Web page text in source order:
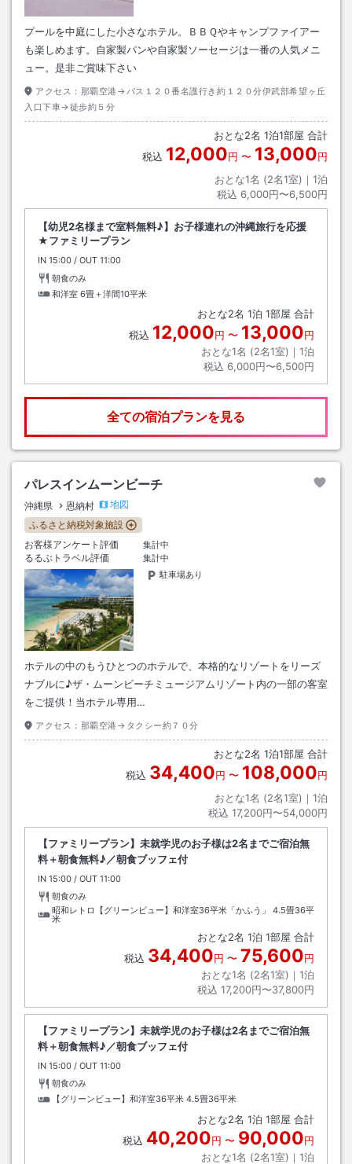
プールを中庭にした小さなホテル。ＢＢＱやキャンプファイアー
も楽しめます。自家製パンや自家製ソーセージは一番の人気メニ
ュー。是非ご賞味下さい
アクセス： 那覇空港→バス１２０番名護行き約１２０分伊武部希望ヶ丘
入口下車→徒歩約５分
おとな2名 1泊1部屋 合計
税込 12,000円 〜 13,000円
おとな1名 (2名1室)｜ 1泊
税込 6,000円〜6,500円
【幼児2名様まで室料無料♪】お子様連れの沖縄旅行を応援
★ファミリープラン
IN チェックイン
15:00 / OUT チェックアウト
11:00
朝食のみ
和洋室 6畳＋洋間10平米
おとな2名 1泊 1部屋 合計
税込 12,000円 〜 13,000円
おとな1名 (2名1室)｜ 1泊
税込 6,000円〜6,500円
全ての宿泊プランを見る
パレスインムーンビーチ
沖縄県 恩納村
地図
ふるさと納税対象施設
お客様アンケート評価
集計中
るるぶトラベル評価
集計中
駐車場あり
ホテルの中のもうひとつのホテルで、本格的なリゾートをリーズ
ナブルに♪ザ・ムーンビーチミュージアムリゾート内の一部の客室
をご提供！当ホテル専用…
アクセス： 那覇空港→タクシー約７０分
おとな2名 1泊1部屋 合計
税込 34,400円 〜 108,000円
おとな1名 (2名1室)｜ 1泊
税込 17,200円〜54,000円
【ファミリープラン】未就学児のお子様は2名までご宿泊無
料＋朝食無料♪／朝食ブッフェ付
IN チェックイン
15:00 / OUT チェックアウト
11:00
朝食のみ
昭和レトロ【グリーンビュー】和洋室36平米「かふう」
4.5畳36平
米
おとな2名 1泊 1部屋 合計
税込 34,400円 〜 75,600円
おとな1名 (2名1室)｜ 1泊
税込 17,200円〜37,800円
【ファミリープラン】未就学児のお子様は2名までご宿泊無
料＋朝食無料♪／朝食ブッフェ付
IN チェックイン
15:00 / OUT チェックアウト
11:00
朝食のみ
【グリーンビュー】和洋室36平米 4.5畳36平米
おとな2名 1泊 1部屋 合計
税込 40,200円 〜 90,000円
おとな1名 (2名1室)｜ 1泊